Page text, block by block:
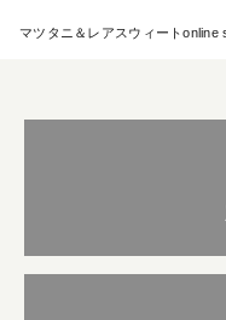
マツタニ＆レアスウィートonline